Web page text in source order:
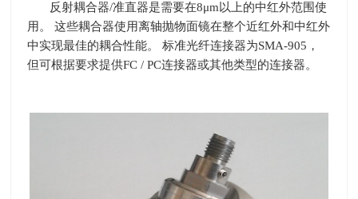
反射耦合器/准直器是需要在8μm以上的中红外范围使
用。 这些耦合器使用离轴抛物面镜在整个近红外和中红外
中实现最佳的耦合性能。 标准光纤连接器为SMA-905 ，
但可根据要求提供FC / PC连接器或其他类型的连接器。